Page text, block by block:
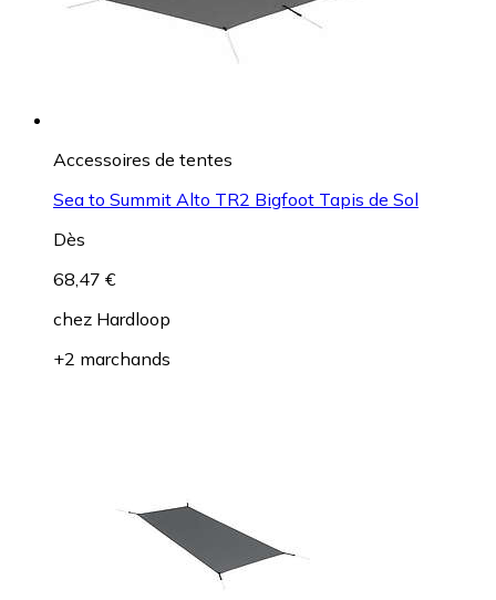
Accessoires de tentes
Sea to Summit Alto TR2 Bigfoot Tapis de Sol
Dès
68,47 €
chez Hardloop
+2 marchands